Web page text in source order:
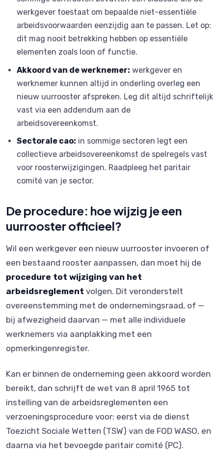
werkgever toestaat om bepaalde niet-essentiële
arbeidsvoorwaarden eenzijdig aan te passen. Let op:
dit mag nooit betrekking hebben op essentiële
elementen zoals loon of functie.
Akkoord van de werknemer: werkgever en
werknemer kunnen altijd in onderling overleg een
nieuw uurrooster afspreken. Leg dit altijd schriftelijk
vast via een addendum aan de
arbeidsovereenkomst.
Sectorale cao: in sommige sectoren legt een
collectieve arbeidsovereenkomst de spelregels vast
voor roosterwijzigingen. Raadpleeg het paritair
comité van je sector.
De procedure: hoe wijzig je een
uurrooster officieel?
Wil een werkgever een nieuw uurrooster invoeren of
een bestaand rooster aanpassen, dan moet hij de
procedure tot wijziging van het
arbeidsreglement volgen. Dit veronderstelt
overeenstemming met de ondernemingsraad, of —
bij afwezigheid daarvan — met alle individuele
werknemers via aanplakking met een
opmerkingenregister.
Kan er binnen de onderneming geen akkoord worden
bereikt, dan schrijft de wet van 8 april 1965 tot
instelling van de arbeidsreglementen een
verzoeningsprocedure voor: eerst via de dienst
Toezicht Sociale Wetten (TSW) van de FOD WASO, en
daarna via het bevoegde paritair comité (PC).